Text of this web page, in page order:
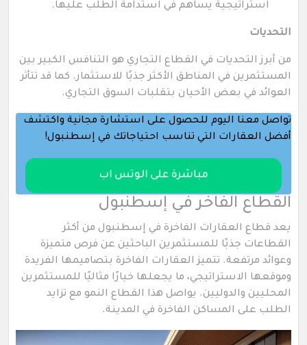
استراتيجية يساهم في استدامة الطلب عليها.
التحديات
من أبرز التحديات في القطاع التجاري هو التنافس الكبير بين
المستثمرين في المناطق الأكثر جذبًا للاستثمار. كما قد تتأثر
العوائد في بعض الأحيان بتقلبات السوق التجاري.
تواصل معنا اليوم للحصول على استشارة مجانية واكتشف
أفضل العقارات التي تناسب احتياجاتك في إسطنبول!
مباشرة على الوتس اب
القطاع الفاخر في إسطنبول
يعد قطاع العقارات الفاخرة في إسطنبول من أكثر
القطاعات جذبًا للمستثمرين الباحثين عن فرص متميزة
وعوائد مرتفعة. تتميز العقارات الفاخرة بتصاميمها الفريدة
وموقعها الاستراتيجي، ما يجعلها خيارًا مثاليًا للمستثمرين
المحليين والدوليين. يواصل هذا القطاع النمو مع تزايد
الطلب على المساكن الفاخرة في المدينة.